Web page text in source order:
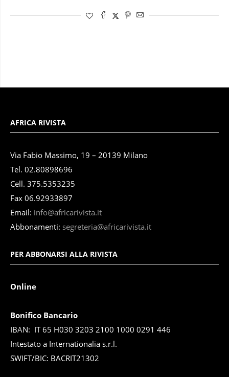
AFRICA RIVISTA
Via Fabio Massimo, 19 – 20139 Milano
Tel. 02.80898696
Cell. 375.5353235
Fax 06.92933897
Email: info@africarivista.it
Abbonamenti: segreteria@africarivista.it
PER ABBONARSI ALLA RIVISTA
Online
Bonifico Bancario
IBAN: IT 65 H030 3203 2100 1000 0291 446
Intestato a Internationalia s.r.l.
SWIFT/BIC: BACRIT21302